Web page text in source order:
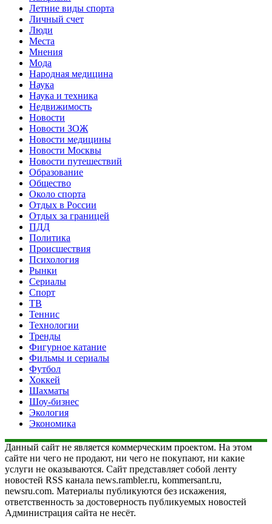
Летние виды спорта
Личный счет
Люди
Места
Мнения
Мода
Народная медицина
Наука
Наука и техника
Недвижимость
Новости
Новости ЗОЖ
Новости медицины
Новости Москвы
Новости путешествий
Образование
Общество
Около спорта
Отдых в России
Отдых за границей
ПДД
Политика
Происшествия
Психология
Рынки
Сериалы
Спорт
ТВ
Теннис
Технологии
Тренды
Фигурное катание
Фильмы и сериалы
Футбол
Хоккей
Шахматы
Шоу-бизнес
Экология
Экономика
Данный сайт не является коммерческим проектом. На этом
сайте ни чего не продают, ни чего не покупают, ни какие
услуги не оказываются. Сайт представляет собой ленту
новостей RSS канала news.rambler.ru, kommersant.ru,
newsru.com. Материалы публикуются без искажения,
ответственность за достоверность публикуемых новостей
Администрация сайта не несёт.